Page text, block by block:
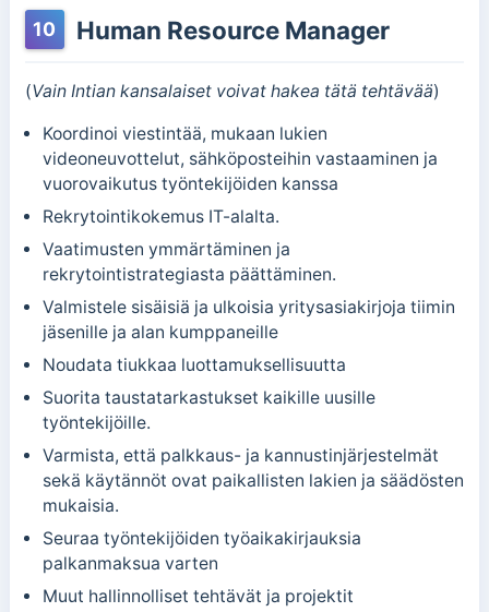
10 Human Resource Manager
(Vain Intian kansalaiset voivat hakea tätä tehtävää)
Koordinoi viestintää, mukaan lukien
videoneuvottelut, sähköposteihin vastaaminen ja
vuorovaikutus työntekijöiden kanssa
Rekrytointikokemus IT-alalta.
Vaatimusten ymmärtäminen ja
rekrytointistrategiasta päättäminen.
Valmistele sisäisiä ja ulkoisia yritysasiakirjoja tiimin
jäsenille ja alan kumppaneille
Noudata tiukkaa luottamuksellisuutta
Suorita taustatarkastukset kaikille uusille
työntekijöille.
Varmista, että palkkaus- ja kannustinjärjestelmät
sekä käytännöt ovat paikallisten lakien ja säädösten
mukaisia.
Seuraa työntekijöiden työaikakirjauksia
palkanmaksua varten
Muut hallinnolliset tehtävät ja projektit